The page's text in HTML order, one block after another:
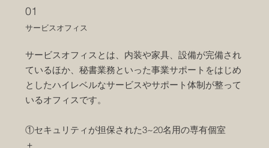
01
サービスオフィス
サービスオフィスとは、内装や家具、設備が完備され
ているほか、秘書業務といった事業サポートをはじめ
としたハイレベルなサービスやサポート体制が整って
いるオフィスです。
①セキュリティが担保された3~20名用の専有個室​
＋